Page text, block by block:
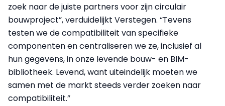
zoek naar de juiste partners voor zijn circulair
bouwproject”, verduidelijkt Verstegen. “Tevens
testen we de compatibiliteit van specifieke
componenten en centraliseren we ze, inclusief al
hun gegevens, in onze levende bouw- en BIM-
bibliotheek. Levend, want uiteindelijk moeten we
samen met de markt steeds verder zoeken naar
compatibiliteit.”